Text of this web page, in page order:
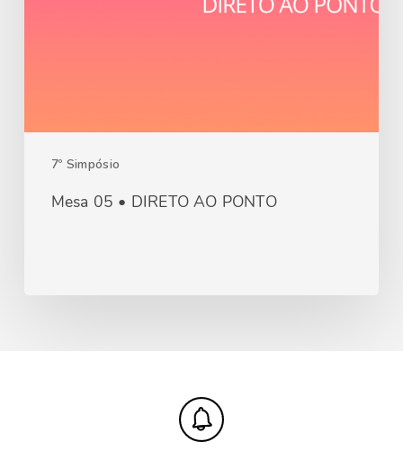
7º Simpósio
Mesa 05 • DIRETO AO PONTO